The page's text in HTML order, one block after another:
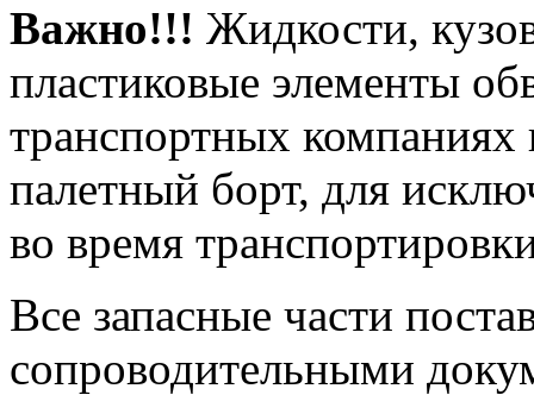
Важно!!! Жидкости,
пластиковые элементы
транспортных
палетный борт, для
во время
Все запасные части
сопроводительными